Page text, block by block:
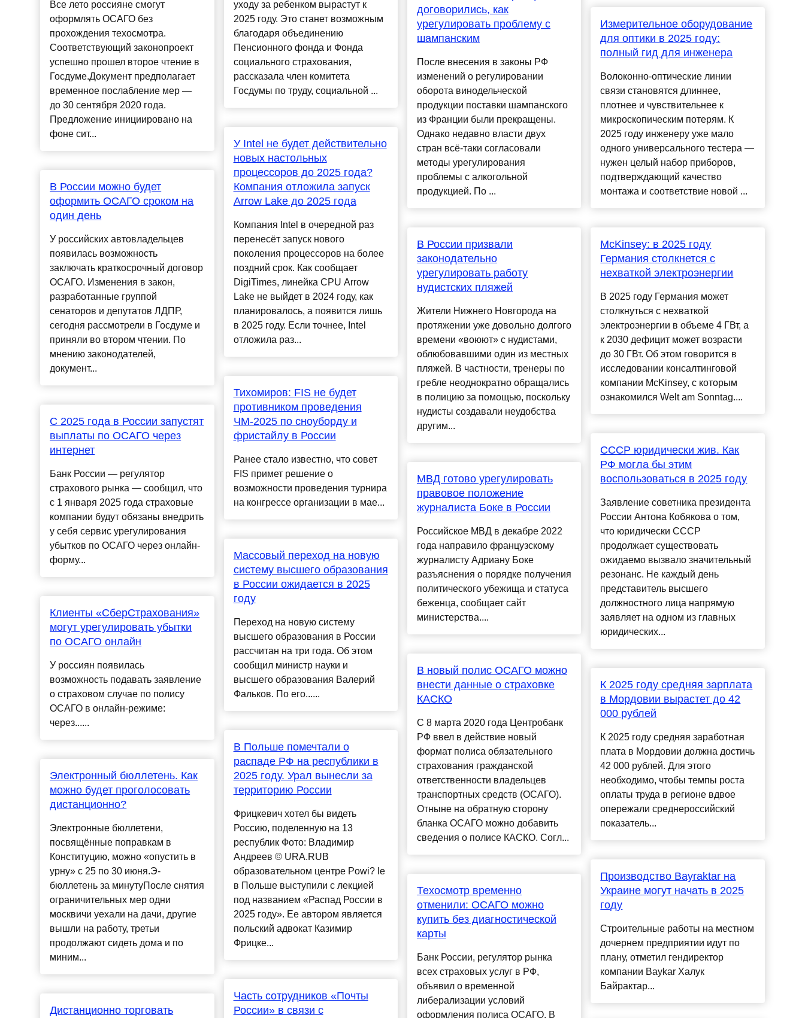
Все лето россияне смогут
оформлять ОСАГО без
прохождения техосмотра.
Соответствующий законопроект
успешно прошел второе чтение в
Госдуме.Документ предполагает
временное послабление мер —
до 30 сентября 2020 года.
Предложение инициировано на
фоне сит...
В России можно будет
оформить ОСАГО сроком на
один день
У российских автовладельцев
появилась возможность
заключать краткосрочный договор
ОСАГО. Изменения в закон,
разработанные группой
сенаторов и депутатов ЛДПР,
сегодня рассмотрели в Госдуме и
приняли во втором чтении. По
мнению законодателей,
документ...
С 2025 года в России запустят
выплаты по ОСАГО через
интернет
Банк России — регулятор
страхового рынка — сообщил, что
с 1 января 2025 года страховые
компании будут обязаны внедрить
у себя сервис урегулирования
убытков по ОСАГО через онлайн-
форму...
Клиенты «СберСтрахования»
могут урегулировать убытки
по ОСАГО онлайн
У россиян появилась
возможность подавать заявление
о страховом случае по полису
ОСАГО в онлайн-режиме:
через......
Электронный бюллетень. Как
можно будет проголосовать
дистанционно?
Электронные бюллетени,
посвящённые по­правкам в
Конституцию, можно «опустить в
урну» с 25 по 30 июня.Э-
бюллетень за минутуПосле снятия
ограничительных мер одни
москвичи уехали на дачи, другие
вышли на работу, третьи
продолжают сидеть дома и по
миним...
Дистанционно торговать
уходу за ребенком вырастут к
2025 году. Это станет возможным
благодаря объединению
Пенсионного фонда и Фонда
социального страхования,
рассказала член комитета
Госдумы по труду, социальной ...
У Intel не будет действительно
новых настольных
процессоров до 2025 года?
Компания отложила запуск
Arrow Lake до 2025 года
Компания Intel в очередной раз
перенесёт запуск нового
поколения процессоров на более
поздний срок. Как сообщает
DigiTimes, линейка CPU Arrow
Lake не выйдет в 2024 году, как
планировалось, а появится лишь
в 2025 году. Если точнее, Intel
отложила раз...
Тихомиров: FIS не будет
противником проведения
ЧМ-2025 по сноуборду и
фристайлу в России
Ранее стало известно, что совет
FIS примет решение о
возможности проведения турнира
на конгрессе организации в мае...
Массовый переход на новую
систему высшего образования
в России ожидается в 2025
году
Переход на новую систему
высшего образования в России
рассчитан на три года. Об этом
сообщил министр науки и
высшего образования Валерий
Фальков. По его......
В Польше помечтали о
распаде РФ на республики в
2025 году. Урал вынесли за
территорию России
Фрицкевич хотел бы видеть
Россию, поделенную на 13
республик Фото: Владимир
Андреев © URA.RUВ
образовательном центре Powi? le
в Польше выступили с лекцией
под названием «Распад России в
2025 году». Ее автором является
польский адвокат Казимир
Фрицке...
Часть сотрудников «Почты
России» в связи с
договорились, как
урегулировать проблему с
шампанским
После внесения в законы РФ
изменений о регулировании
оборота винодельческой
продукции поставки шампанского
из Франции были прекращены.
Однако недавно власти двух
стран всё-таки согласовали
методы урегулирования
проблемы с алкогольной
продукцией. По ...
В России призвали
законодательно
урегулировать работу
нудистских пляжей
Жители Нижнего Новгорода на
протяжении уже довольно долгого
времени «воюют» с нудистами,
облюбовавшими один из местных
пляжей. В частности, тренеры по
гребле неоднократно обращались
в полицию за помощью, поскольку
нудисты создавали неудобства
другим...
МВД готово урегулировать
правовое положение
журналиста Боке в России
Российское МВД в декабре 2022
года направило французскому
журналисту Адриану Боке
разъяснения о порядке получения
политического убежища и статуса
беженца, сообщает сайт
министерства....
В новый полис ОСАГО можно
внести данные о страховке
КАСКО
С 8 марта 2020 года Центробанк
РФ ввел в действие новый
формат полиса обязательного
страхования гражданской
ответственности владельцев
транспортных средств (ОСАГО).
Отныне на обратную сторону
бланка ОСАГО можно добавить
сведения о полисе КАСКО. Согл...
Техосмотр временно
отменили: ОСАГО можно
купить без диагностической
карты
Банк России, регулятор рынка
всех страховых услуг в РФ,
объявил о временной
либерализации условий
оформления полиса ОСАГО. В
Измерительное оборудование
для оптики в 2025 году:
полный гид для инженера
Волоконно-оптические линии
связи становятся длиннее,
плотнее и чувствительнее к
микроскопическим потерям. К
2025 году инженеру уже мало
одного универсального тестера —
нужен целый набор приборов,
подтверждающий качество
монтажа и соответствие новой ...
McKinsey: в 2025 году
Германия столкнется с
нехваткой электроэнергии
В 2025 году Германия может
столкнуться с нехваткой
электроэнергии в объеме 4 ГВт, а
к 2030 дефицит может возрасти
до 30 ГВт. Об этом говорится в
исследовании консалтинговой
компании McKinsey, с которым
ознакомился Welt am Sonntag....
СССР юридически жив. Как
РФ могла бы этим
воспользоваться в 2025 году
Заявление советника президента
России Антона Кобякова о том,
что юридически СССР
продолжает существовать
ожидаемо вызвало значительный
резонанс. Не каждый день
представитель высшего
должностного лица напрямую
заявляет на одном из главных
юридических...
К 2025 году средняя зарплата
в Мордовии вырастет до 42
000 рублей
К 2025 году средняя заработная
плата в Мордовии должна достичь
42 000 рублей. Для этого
необходимо, чтобы темпы роста
оплаты труда в регионе вдвое
опережали среднероссийский
показатель...
Производство Bayraktar на
Украине могут начать в 2025
году
Строительные работы на местном
дочернем предприятии идут по
плану, отметил гендиректор
компании Baykar Халук
Байрактар...